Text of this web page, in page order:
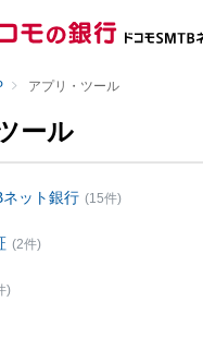
アプリ・ツール
ール
ネット銀行 (15件)
(2件)
)